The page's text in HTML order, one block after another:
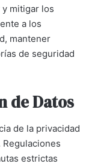
mitigar los
a los
mantener
de seguridad
de Datos
de la privacidad
estrictas